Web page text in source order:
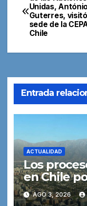
de
entradas
Unidas,
Guterres,
sede de la
Chile
Entrada
ACTUALIDAD
Los
en Chile
advierte
AGO 3, 2026